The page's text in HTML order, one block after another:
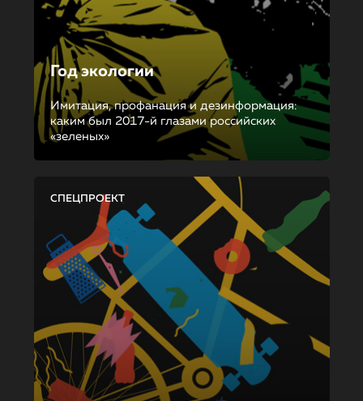
Год экологии
Имитация, профанация и дезинформация:
каким был 2017-й глазами российских
«зеленых»
СПЕЦПРОЕКТ